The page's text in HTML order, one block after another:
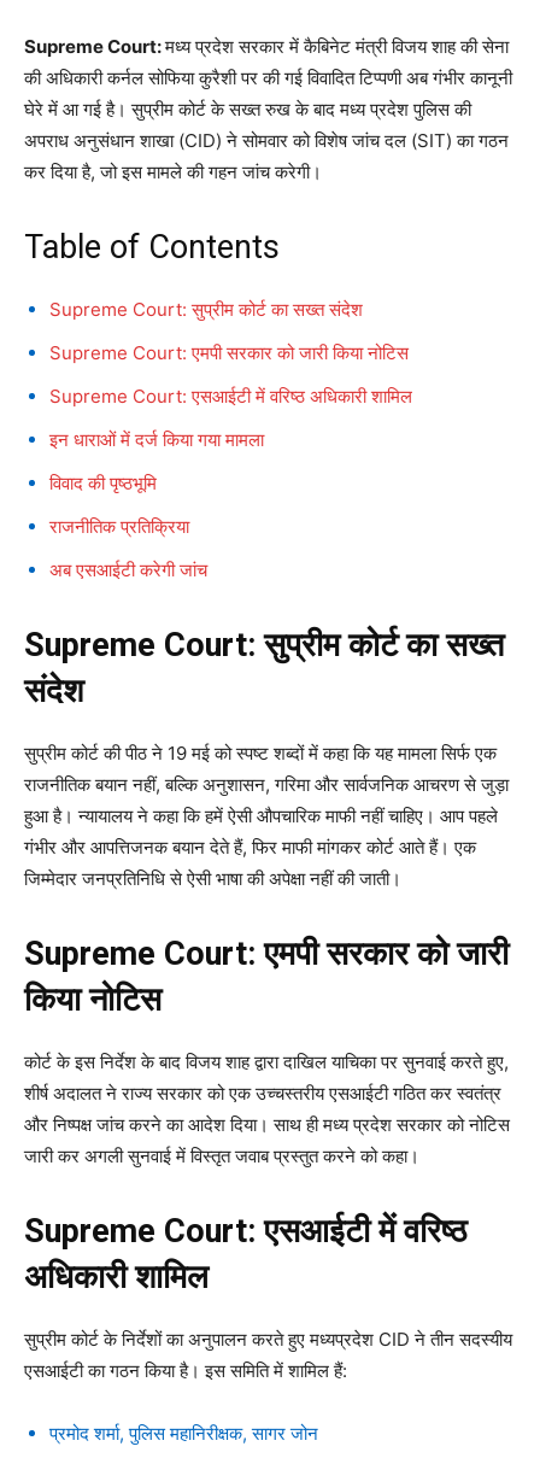
Supreme Court:मध्य प्रदेश सरकार में कैबिनेट मंत्री विजय शाह की सेना
की अधिकारी कर्नल सोफिया कुरैशी पर की गई विवादित टिप्पणी अब गंभीर कानूनी
घेरे में आ गई है। सुप्रीम कोर्ट के सख्त रुख के बाद मध्य प्रदेश पुलिस की
अपराध अनुसंधान शाखा (CID) ने सोमवार को विशेष जांच दल (SIT) का गठन
कर दिया है, जो इस मामले की गहन जांच करेगी।
Table of Contents
Supreme Court: सुप्रीम कोर्ट का सख्त संदेश
Supreme Court: एमपी सरकार को जारी किया नोटिस
Supreme Court: एसआईटी में वरिष्ठ अधिकारी शामिल
इन धाराओं में दर्ज किया गया मामला
विवाद की पृष्ठभूमि
राजनीतिक प्रतिक्रिया
अब एसआईटी करेगी जांच
Supreme Court: सुप्रीम कोर्ट का सख्त
संदेश
सुप्रीम कोर्ट की पीठ ने 19 मई को स्पष्ट शब्दों में कहा कि यह मामला सिर्फ एक
राजनीतिक बयान नहीं, बल्कि अनुशासन, गरिमा और सार्वजनिक आचरण से जुड़ा
हुआ है। न्यायालय ने कहा कि हमें ऐसी औपचारिक माफी नहीं चाहिए। आप पहले
गंभीर और आपत्तिजनक बयान देते हैं, फिर माफी मांगकर कोर्ट आते हैं। एक
जिम्मेदार जनप्रतिनिधि से ऐसी भाषा की अपेक्षा नहीं की जाती।
Supreme Court: एमपी सरकार को जारी
किया नोटिस
कोर्ट के इस निर्देश के बाद विजय शाह द्वारा दाखिल याचिका पर सुनवाई करते हुए,
शीर्ष अदालत ने राज्य सरकार को एक उच्चस्तरीय एसआईटी गठित कर स्वतंत्र
और निष्पक्ष जांच करने का आदेश दिया। साथ ही मध्य प्रदेश सरकार को नोटिस
जारी कर अगली सुनवाई में विस्तृत जवाब प्रस्तुत करने को कहा।
Supreme Court: एसआईटी में वरिष्ठ
अधिकारी शामिल
सुप्रीम कोर्ट के निर्देशों का अनुपालन करते हुए मध्यप्रदेश CID ने तीन सदस्यीय
एसआईटी का गठन किया है। इस समिति में शामिल हैं:
प्रमोद शर्मा, पुलिस महानिरीक्षक, सागर जोन